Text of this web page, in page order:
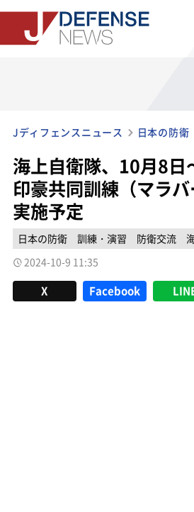
Jディフェンスニュース 日本の防衛
海上自衛隊、10月8日
印豪共同訓練（マラ
実施予定
日本の防衛 訓練・演習 防衛交流
2024-10-9 11:35
X Facebook